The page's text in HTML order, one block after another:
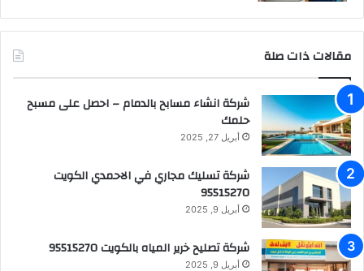
مقالات ذات صلة
شركة انشاء مسابح بالدمام – احصل على مسبح
حلمك
أبريل 27, 2025
شركة تسليك مجاري في الاحمدي الكويت
95515270
أبريل 9, 2025
شركة تصليح خرير المياه بالكويت 95515270
أبريل 9, 2025